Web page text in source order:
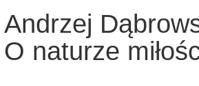
Andrzej
O naturze